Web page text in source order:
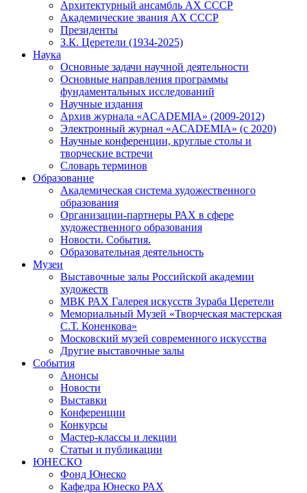
Архитектурный ансамбль АХ СССР
Академические звания АХ СССР
Президенты
З.К. Церетели (1934-2025)
Наука
Основные задачи научной деятельности
Основные направления программы
фундаментальных исследований
Научные издания
Архив журнала «ACADEMIA» (2009-2012)
Электронный журнал «ACADEMIA» (с 2020)
Научные конференции, круглые столы и
творческие встречи
Словарь терминов
Образование
Академическая система художественного
образования
Организации-партнеры РАХ в сфере
художественного образования
Новости. События.
Образовательная деятельность
Музеи
Выставочные залы Российской академии
художеств
МВК РАХ Галерея искусств Зураба Церетели
Мемориальный Музей «Творческая мастерская
С.Т. Коненкова»
Московский музей современного искусства
Другие выставочные залы
События
Анонсы
Новости
Выставки
Конференции
Конкурсы
Мастер-классы и лекции
Статьи и публикации
ЮНЕСКО
Фонд Юнеско
Кафедра Юнеско РАХ